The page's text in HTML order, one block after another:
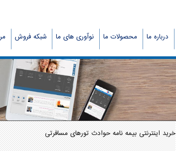
درباره ما محصولات ما نوآوری های ما شبکه فروش
خرید اینترنتی بیمه نامه حوادث تورهای مسافرتی